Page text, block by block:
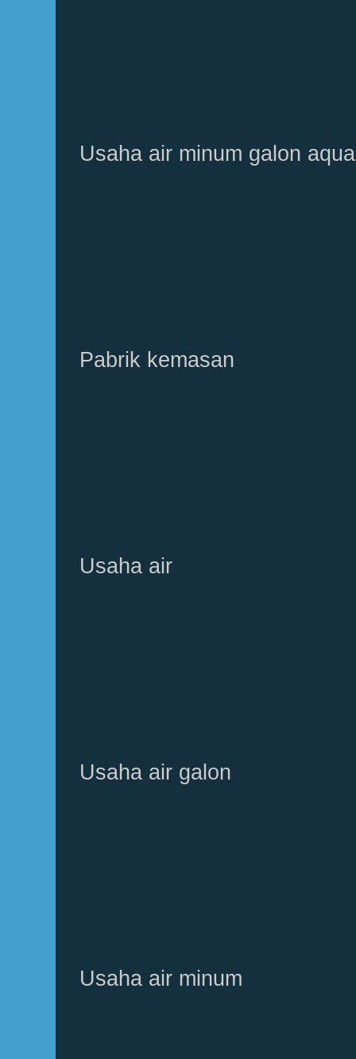
Usaha air minum galon aqua
Pabrik kemasan
Usaha air
Usaha air galon
Usaha air minum